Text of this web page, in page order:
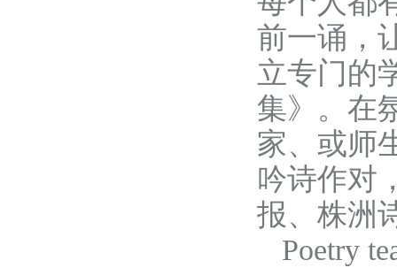
前一诵，
立专门的
集》。在
家、或师
吟诗作对
报、株洲
Poetry